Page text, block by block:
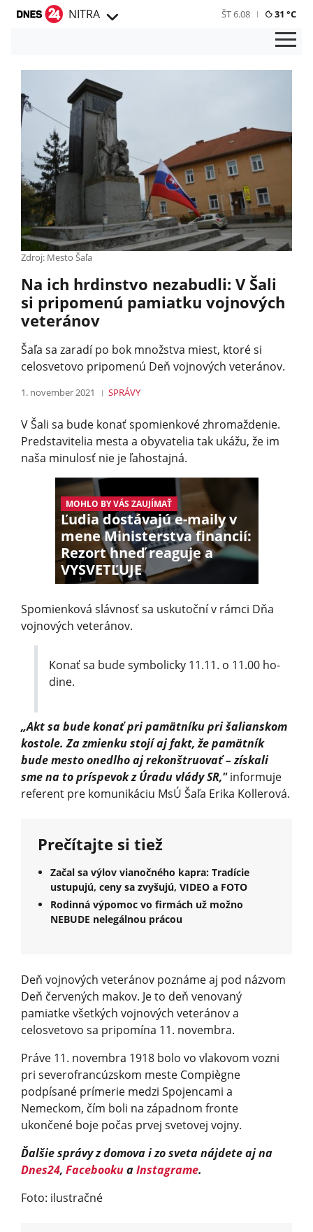
NITRA ŠT 6.08 31 °C
Zdroj: Mesto Šaľa
Na ich hrdinstvo nezabudli: V Šali
si pripomenú pamiatku vojnových
veteránov
Šaľa sa zaradí po bok množstva miest, ktoré si
celosvetovo pripomenú Deň vojnových veteránov.
1. november 2021 SPRÁVY
V Šali sa bude konať spomienkové zhromaždenie.
Predstavitelia mesta a obyvatelia tak ukážu, že im
naša minulosť nie je ľahostajná.
MOHLO BY VÁS ZAUJÍMAŤ
Ľudia dostávajú e-maily v
mene Ministerstva financií:
Rezort hneď reaguje a
VYSVETĽUJE
Spomienková slávnosť sa uskutoční v rámci Dňa
vojnových veteránov.
Konať sa bude symbolicky 11.11. o 11.00 ho­
dine.
„Akt sa bude konať pri pamätníku pri šalianskom
kostole. Za zmienku stojí aj fakt, že pamätník
bude mesto onedlho aj rekonštruovať – získali
sme na to príspevok z Úradu vlády SR,"informuje
referent pre komunikáciu MsÚ Šaľa Erika Kollerová.
Prečítajte si tiež
Začal sa výlov vianočného kapra: Tradície
ustupujú, ceny sa zvyšujú, VIDEO a FOTO
Rodinná výpomoc vo firmách už možno
NEBUDE nelegálnou prácou
Deň vojnových veteránov poznáme aj pod názvom
Deň červených makov. Je to deň venovaný
pamiatke všetkých vojnových veteránov a
celosvetovo sa pripomína 11. novembra.
Práve 11. novembra 1918 bolo vo vlakovom vozni
pri severofrancúzskom meste Compiègne
podpísané prímerie medzi Spojencami a
Nemeckom, čím boli na západnom fronte
ukončené boje počas prvej svetovej vojny.
Ďalšie správy z domova i zo sveta nájdete aj na
Dnes24, FacebookuaInstagrame.
Foto: ilustračné